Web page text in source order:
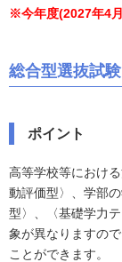
※今年度(2027年4
総合型選抜試
ポイント
高等学校等におけ
動評価型〉、学部
型〉、〈基礎学力
象が異なりますの
ことができます。